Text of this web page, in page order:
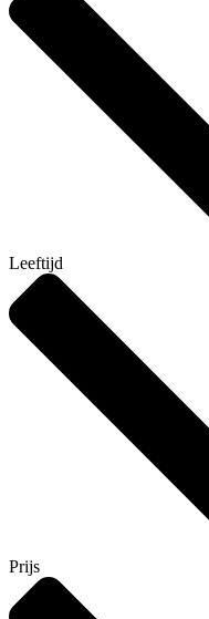
Leeftijd
Prijs